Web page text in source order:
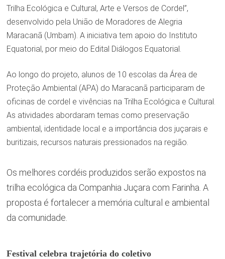
Trilha Ecológica e Cultural, Arte e Versos de Cordel”,
desenvolvido pela União de Moradores de Alegria
Maracanã (Umbam). A iniciativa tem apoio do Instituto
Equatorial, por meio do Edital Diálogos Equatorial.
Ao longo do projeto, alunos de 10 escolas da Área de
Proteção Ambiental (APA) do Maracanã participaram de
oficinas de cordel e vivências na Trilha Ecológica e Cultural.
As atividades abordaram temas como preservação
ambiental, identidade local e a importância dos juçarais e
buritizais, recursos naturais pressionados na região.
Os melhores cordéis produzidos serão expostos na
trilha ecológica da Companhia Juçara com Farinha. A
proposta é fortalecer a memória cultural e ambiental
da comunidade.
Festival celebra trajetória do coletivo